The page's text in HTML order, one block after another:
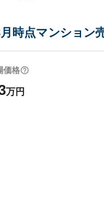
時点マンション
価格
万円